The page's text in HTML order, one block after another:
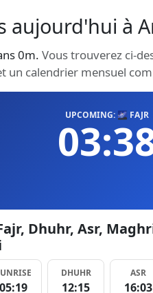
aujourd'hui à
0m. Vous trouverez ci-
un calendrier mensuel
UPCOMING: 🌌 FAJR
Dhuhr, Asr,
05:19
DHUHR
12:15
ASR
16:03